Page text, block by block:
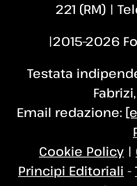
221 (RM) |
|2015–2026
Testata
Email redazione:
Cookie Policy |
Principi Editoriali -